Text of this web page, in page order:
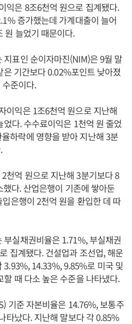
익은 8조6천억 원으로 집계됐다.
증가했는데 가계대출이 늘어
원 늘었기 때문이다.
지표인 순이자마진(NIM)은 9월 말
기간보다 0.02%포인트 낮아졌
준이다.
이익은 1조6천억 원으로 지난해
다. 수수료이익은 1천억 원 줄었
하락에 영향을 받아 지난해 3분
천억 원으로 지난해 3분기보다 8
다. 산업은행이 기존에 쌓아둔
은행이 2천억 원을 환입한 데 따
부실채권비율은 1.71%, 부실채권
집계됐다. 건설업과 조선업, 해운
3.93%, 14.33%, 9.85%로 미국 및
때 다소 높은 수준을 나타냈다.
기준 자본비율은 14.76%, 보통주
타났다. 지난해 말보다 각 0.85%